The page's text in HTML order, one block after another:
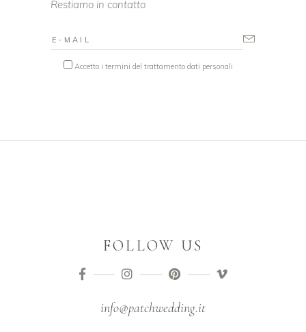
Restiamo in contatto
Accetto i termini del trattamento dati personali
FOLLOW US
info@patchwedding.it